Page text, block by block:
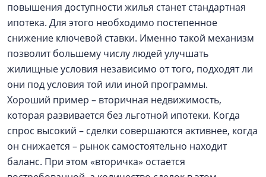
повышения доступности жилья станет стандартная
ипотека. Для этого необходимо постепенное
снижение ключевой ставки. Именно такой механизм
позволит большему числу людей улучшать
жилищные условия независимо от того, подходят ли
они под условия той или иной программы.
Хороший пример – вторичная недвижимость,
которая развивается без льготной ипотеки. Когда
спрос высокий – сделки совершаются активнее, когда
он снижается – рынок самостоятельно находит
баланс. При этом «вторичка» остается